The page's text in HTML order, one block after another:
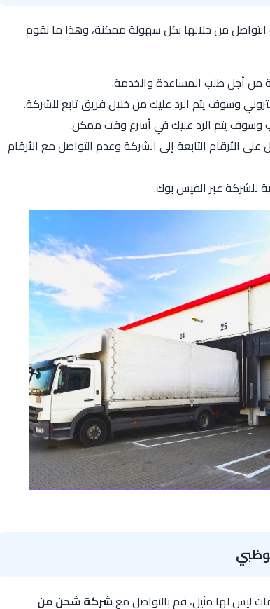
التواصل من خلالها بكل سهولة ممكنة، وهذا ما نقوم
من أجل طلب المساعدة والخدمة.
وسوف يتم الرد عليك من خلال فريق تابع للشركة.
وسوف يتم الرد عليك في أسرع وقت ممكن.
الأرقام التابعة إلى الشركة وعدم التواصل مع الأرقام
للشركة عبر الفيس بوك.
ليس لها مثيل، قم بالتواصل معشركة شحن من